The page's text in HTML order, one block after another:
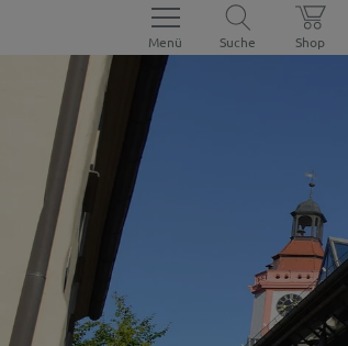
Menü Suche Shop